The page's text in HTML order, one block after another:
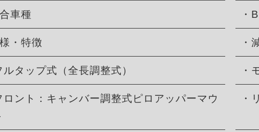
車種 ・
・特徴 ・
ルタップ式（全長調整式） ・
ロント：キャンバー調整式ピロアッパーマウ
・